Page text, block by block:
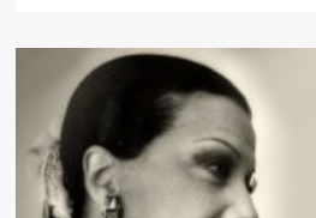
Livro
Sonegação,
de
Rogério
Torres